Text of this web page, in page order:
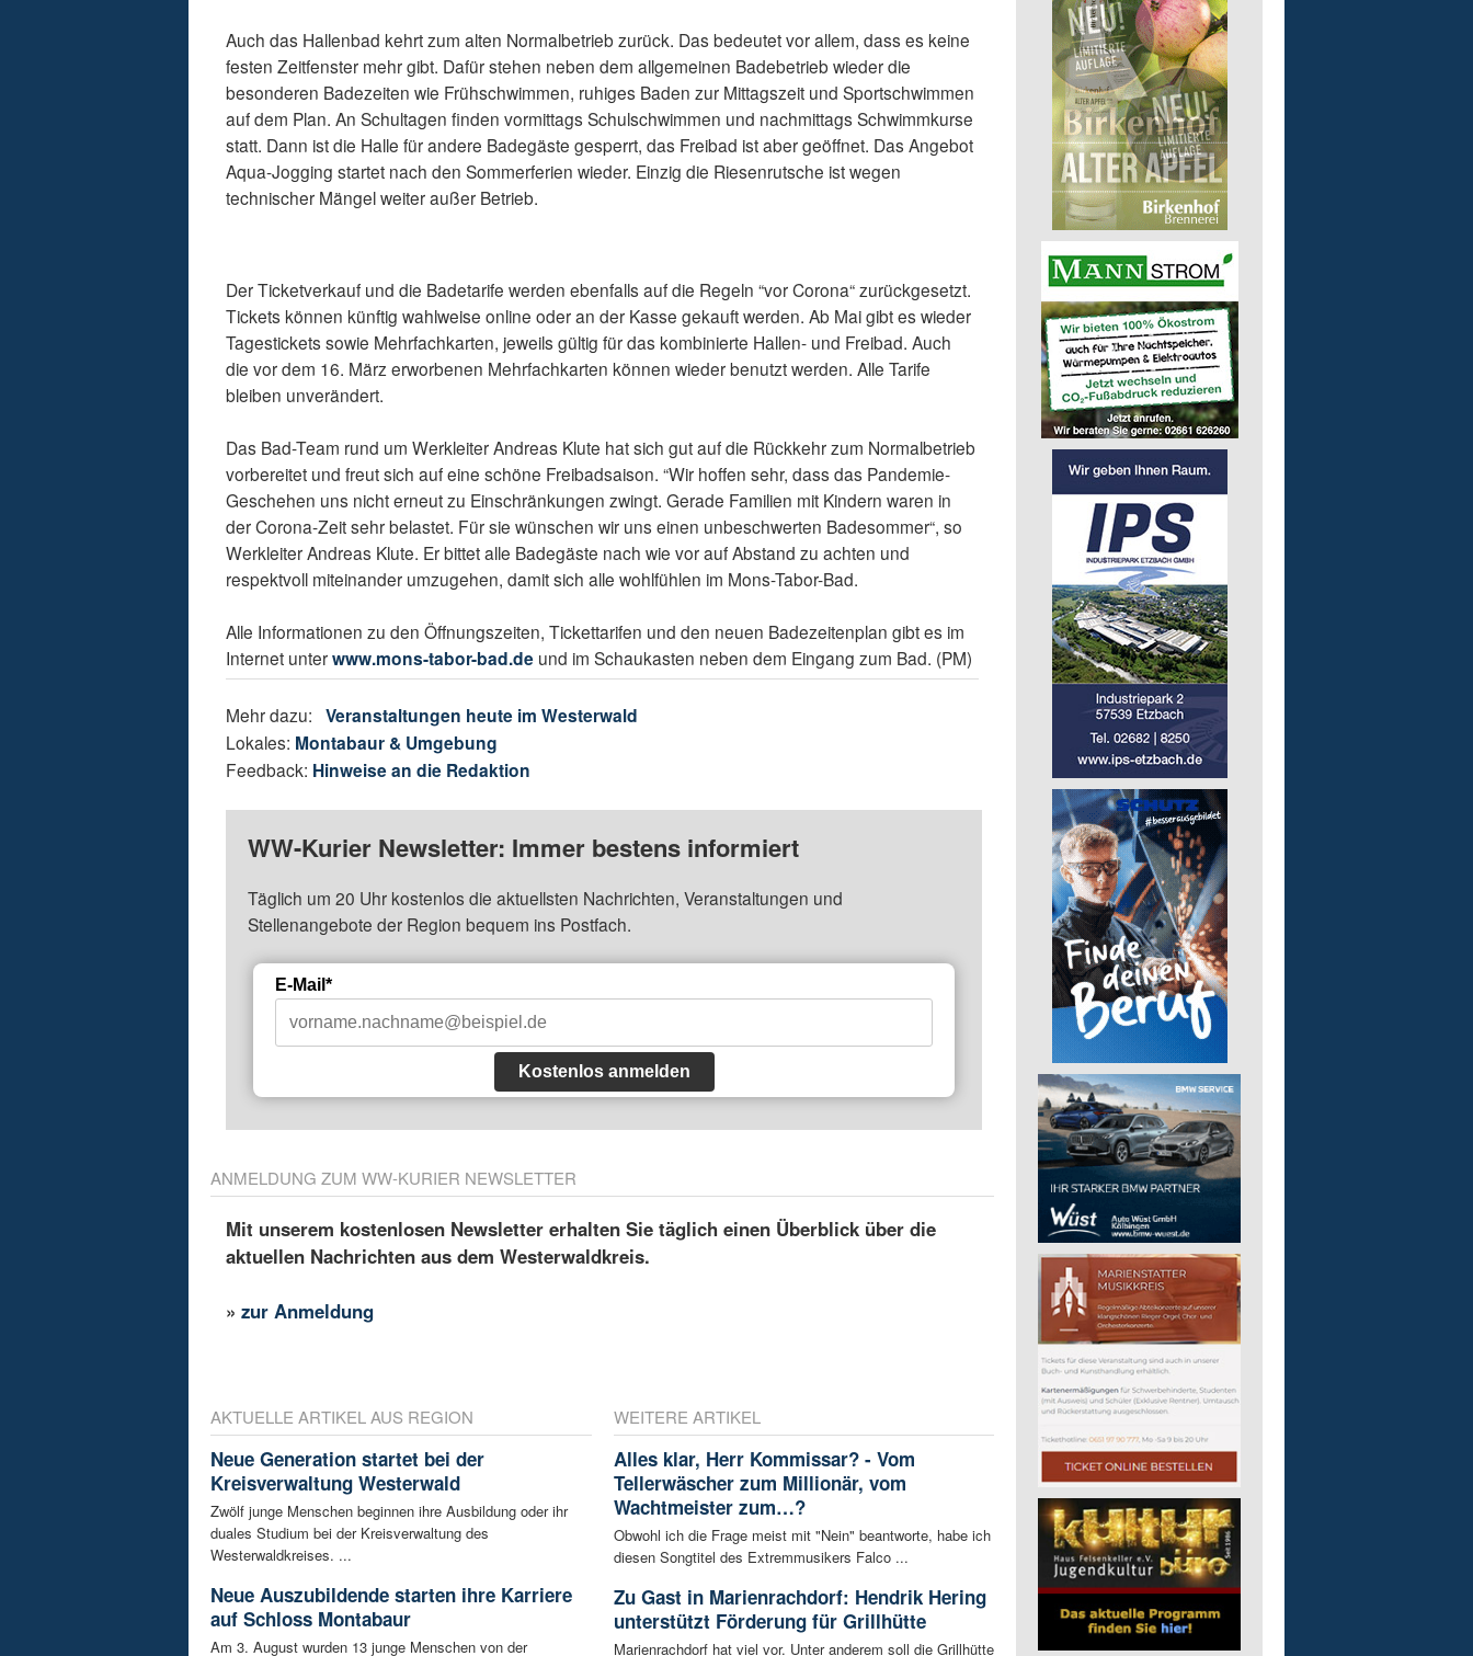
Auch das Hallenbad kehrt zum alten Normalbetrieb zurück. Das bedeutet vor allem, dass es keine
festen Zeitfenster mehr gibt. Dafür stehen neben dem allgemeinen Badebetrieb wieder die
besonderen Badezeiten wie Frühschwimmen, ruhiges Baden zur Mittagszeit und Sportschwimmen
auf dem Plan. An Schultagen finden vormittags Schulschwimmen und nachmittags Schwimmkurse
statt. Dann ist die Halle für andere Badegäste gesperrt, das Freibad ist aber geöffnet. Das Angebot
Aqua-Jogging startet nach den Sommerferien wieder. Einzig die Riesenrutsche ist wegen
technischer Mängel weiter außer Betrieb.
Der Ticketverkauf und die Badetarife werden ebenfalls auf die Regeln “vor Corona“ zurückgesetzt.
Tickets können künftig wahlweise online oder an der Kasse gekauft werden. Ab Mai gibt es wieder
Tagestickets sowie Mehrfachkarten, jeweils gültig für das kombinierte Hallen- und Freibad. Auch
die vor dem 16. März erworbenen Mehrfachkarten können wieder benutzt werden. Alle Tarife
bleiben unverändert.
Das Bad-Team rund um Werkleiter Andreas Klute hat sich gut auf die Rückkehr zum Normalbetrieb
vorbereitet und freut sich auf eine schöne Freibadsaison. “Wir hoffen sehr, dass das Pandemie-
Geschehen uns nicht erneut zu Einschränkungen zwingt. Gerade Familien mit Kindern waren in
der Corona-Zeit sehr belastet. Für sie wünschen wir uns einen unbeschwerten Badesommer“, so
Werkleiter Andreas Klute. Er bittet alle Badegäste nach wie vor auf Abstand zu achten und
respektvoll miteinander umzugehen, damit sich alle wohlfühlen im Mons-Tabor-Bad.
Alle Informationen zu den Öffnungszeiten, Tickettarifen und den neuen Badezeitenplan gibt es im
Internet unterwww.mons-tabor-bad.de und im Schaukasten neben dem Eingang zum Bad. (PM)
Mehr dazu:Veranstaltungen heute im Westerwald
Lokales: Montabaur & Umgebung
Feedback: Hinweise an die Redaktion
WW-Kurier Newsletter: Immer bestens informiert
Täglich um 20 Uhr kostenlos die aktuellsten Nachrichten, Veranstaltungen und
Stellenangebote der Region bequem ins Postfach.
E-Mail*
Kostenlos anmelden
ANMELDUNG ZUM WW-KURIER NEWSLETTER
Mit unserem kostenlosen Newsletter erhalten Sie täglich einen Überblick über die
aktuellen Nachrichten aus dem Westerwaldkreis.
»zur Anmeldung
AKTUELLE ARTIKEL AUS REGION
Neue Generation startet bei der
Kreisverwaltung Westerwald
Zwölf junge Menschen beginnen ihre Ausbildung oder ihr
duales Studium bei der Kreisverwaltung des
Westerwaldkreises. ...
Neue Auszubildende starten ihre Karriere
auf Schloss Montabaur
Am 3. August wurden 13 junge Menschen von der
WEITERE ARTIKEL
Alles klar, Herr Kommissar? - Vom
Tellerwäscher zum Millionär, vom
Wachtmeister zum…?
Obwohl ich die Frage meist mit "Nein" beantworte, habe ich
diesen Songtitel des Extremmusikers Falco ...
Zu Gast in Marienrachdorf: Hendrik Hering
unterstützt Förderung für Grillhütte
Marienrachdorf hat viel vor. Unter anderem soll die Grillhütte